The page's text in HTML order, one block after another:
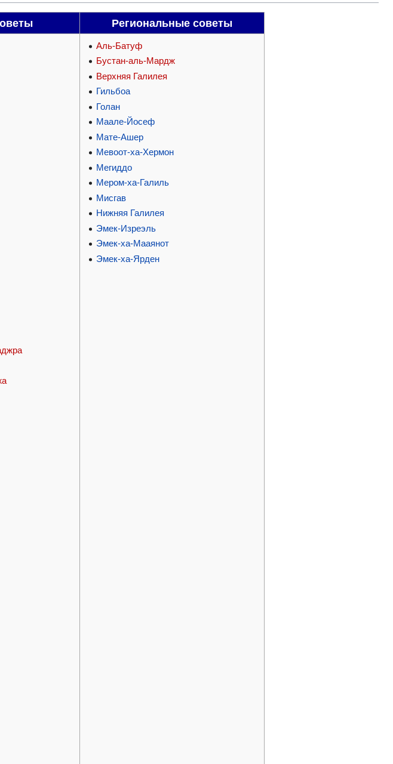
Региональные советы
Аль-Батуф
Бустан-аль-Мардж
Верхняя Галилея
Гильбоа
Голан
Маале-Йосеф
Мате-Ашер
Мевоот-ха-Хермон
Мегиддо
Мером-ха-Галиль
Мисгав
Нижняя Галилея
Эмек-Изреэль
Эмек-ха-Мааянот
Эмек-ха-Ярден